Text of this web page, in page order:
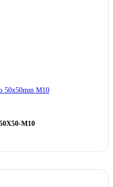
50x50mm M10
M10